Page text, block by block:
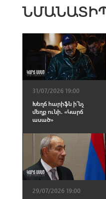
31/07/2026 19:00
Խեղճ հարիֆն ի՞նչ
մեղք ունի․ «Կարճ
ասած»
29/07/2026 19:00